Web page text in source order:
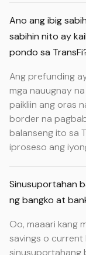
Ano ang ibig
sabihin nito ay
pondo sa
Ang prefunding
mga nauugnay
paikliin ang oras
border na
balanseng ito sa
iproseso ang
Sinusuportahan
ng bangko at
Oo, maaari kang
savings o current
sinusuportahang